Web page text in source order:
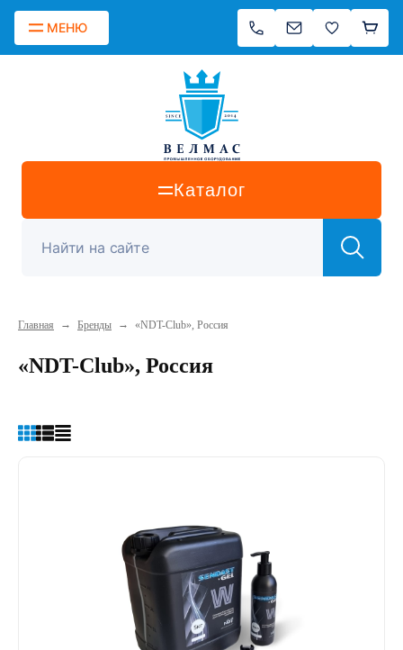
МЕНЮ
Каталог
Главная → Бренды → «NDT-Club», Россия
«NDT-Club», Россия